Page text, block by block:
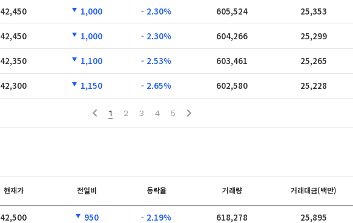
42,450 1,000 - 2.30% 605,524 25,353
42,450 1,000 - 2.30% 604,266 25,299
42,350 1,100 - 2.53% 603,461 25,265
42,300 1,150 - 2.65% 602,580 25,228
1 2 3 4 5
현재가 전일비 등락율 거래량 거래대금(백만)
42,500 950 - 2.19% 618,278 25,895